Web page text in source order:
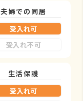
夫婦での同居
受入れ可
受入れ不可
生活保護
受入れ可